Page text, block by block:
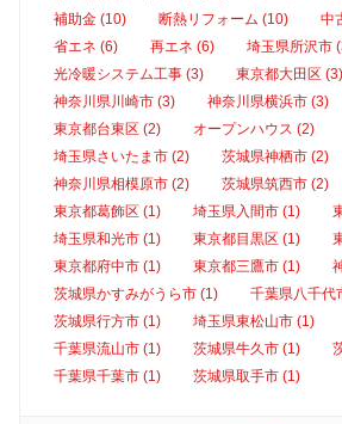
補助金 (10)
断熱リフォーム (10)
中
省エネ (6)
再エネ (6)
埼玉県所沢市
光冷暖システム工事 (3)
東京都大田区 (3)
神奈川県川崎市 (3)
神奈川県横浜市 (3)
東京都台東区 (2)
オープンハウス (2)
埼玉県さいたま市 (2)
茨城県神栖市 (2)
神奈川県相模原市 (2)
茨城県筑西市 (2)
東京都葛飾区 (1)
埼玉県入間市 (1)
埼玉県和光市 (1)
東京都目黒区 (1)
東京都府中市 (1)
東京都三鷹市 (1)
茨城県かすみがうら市 (1)
千葉県八千代
茨城県行方市 (1)
埼玉県東松山市 (1)
千葉県流山市 (1)
茨城県牛久市 (1)
千葉県千葉市 (1)
茨城県取手市 (1)